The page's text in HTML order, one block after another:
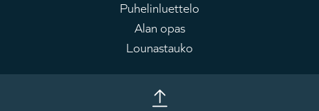
Tulostaulu
Puhelinluettelo
Alan opas
Lounastauko